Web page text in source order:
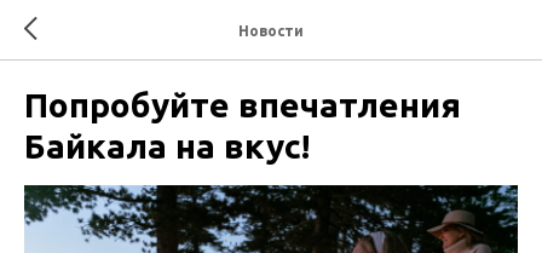
Новости
Попробуйте впечатления
Байкала на вкус!